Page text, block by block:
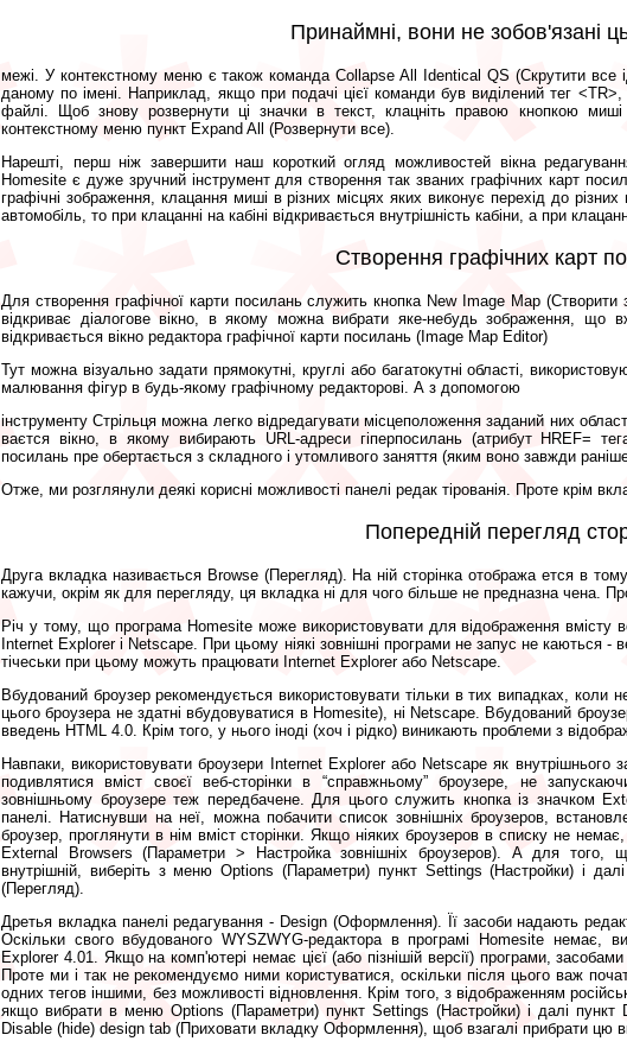
Принаймні, вони не зобов'язані
межі. У контекстному меню є також команда Collapse All Identical QS (Скрутити все
даному по імені. Наприклад, якщо при подачі цієї команди був виділений тег
файлі. Щоб знову розвернути ці значки в текст, клацніть правою кнопкою миші
контекстному меню пункт Expand All (Розвернути все).
Нарешті, перш ніж завершити наш короткий огляд можливостей вікна
Homesite є дуже зручний інструмент для створення так званих графічних карт
графічні зображення, клацання миші в різних місцях яких виконує перехід до
автомобіль, то при клацанні на кабіні відкривається внутрішність кабіни, а при
Створення графічних карт
Для створення графічної карти посилань служить кнопка New Image Map (Створити
відкриває діалогове вікно, в якому можна вибрати яке-небудь зображення, що
відкривається вікно редактора графічної карти посилань (Image Map Editor)
Тут можна візуально задати прямокутні, круглі або багатокутні області,
малювання фігур в будь-якому графічному редакторові. А з допомогою
інструменту Стрільця можна легко відредагувати місцеположення заданий них
ваєтся вікно, в якому вибирають URL-адреси гіперпосилань (атрибут HREF=
посилань пре обертається з складного і утомливого заняття (яким воно завжди
Отже, ми розглянули деякі корисні можливості панелі редак тірованія. Проте крім
Попередній перегляд
Друга вкладка називається Browse (Перегляд). На ній сторінка отобража ется в
кажучи, окрім як для перегляду, ця вкладка ні для чого більше не предназна чена.
Річ у тому, що програма Homesite може використовувати для відображення вмісту
Internet Explorer і Netscape. При цьому ніякі зовнішні програми не запус не каються -
тічеськи при цьому можуть працювати Internet Explorer або Netscape.
Вбудований броузер рекомендується використовувати тільки в тих випадках, коли
цього броузера не здатні вбудовуватися в Homesite), ні Netscape. Вбудований
введень HTML 4.0. Крім того, у нього іноді (хоч і рідко) виникають проблеми з
Навпаки, використовувати броузери Internet Explorer або Netscape як внутрішнього
подивлятися вміст своєї веб-сторінки в “справжньому” броузере, не
зовнішньому броузере теж передбачене. Для цього служить кнопка із значком
панелі. Натиснувши на неї, можна побачити список зовнішніх броузеров,
броузер, проглянути в нім вміст сторінки. Якщо ніяких броузеров в списку не
External Browsers (Параметри > Настройка зовнішніх броузеров). А для того,
внутрішній, виберіть з меню Options (Параметри) пункт Settings (Настройки) і
(Перегляд).
Дретья вкладка панелі редагування - Design (Оформлення). Її засоби надають
Оскільки свого вбудованого WYSZWYG-редактора в програмі Homesite немає,
Explorer 4.01. Якщо на комп'ютері немає цієї (або пізнішій версії) програми,
Проте ми і так не рекомендуємо ними користуватися, оскільки після цього важ
одних тегов іншими, без можливості відновлення. Крім того, з відображенням
якщо вибрати в меню Options (Параметри) пункт Settings (Настройки) і далі
Disable (hide) design tab (Приховати вкладку Оформлення), щоб взагалі прибрати цю